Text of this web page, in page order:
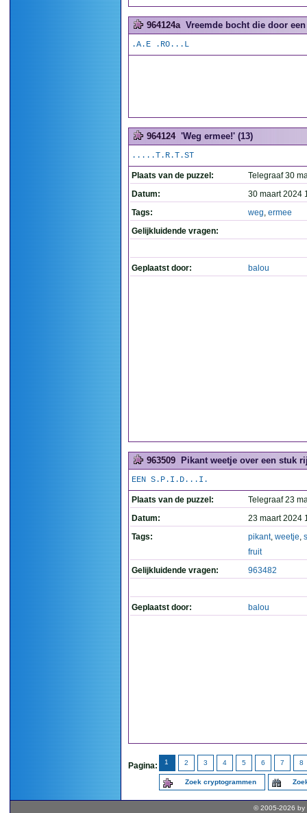
964124a Vreemde bocht die door
.A.E .RO...L
964124 'Weg ermee!' (13)
.....T.R.T.ST
Plaats van de puzzel:
Telegraaf 30
Datum:
30 maart 2024
Tags:
weg, ermee
Gelijkluidende vragen:
Geplaatst door: balou
963509 Pikant weetje over een stuk
EEN S.P.I.D...I.
Plaats van de puzzel:
Telegraaf 23
Datum:
23 maart 2024
Tags:
pikant, weetje,
fruit
Gelijkluidende vragen:
963482
Geplaatst door: balou
Pagina: 1 2 3 4 5 6 7 8
Zoek cryptogrammen
© 2005-2026 by